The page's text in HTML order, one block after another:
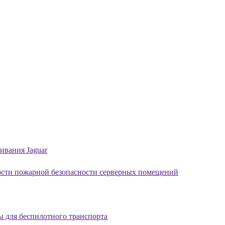
Jaguar
пожарной безопасности серверных помещений
беспилотного транспорта